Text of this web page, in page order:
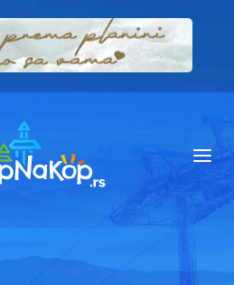
Ugostiteljstvo
Kop Info